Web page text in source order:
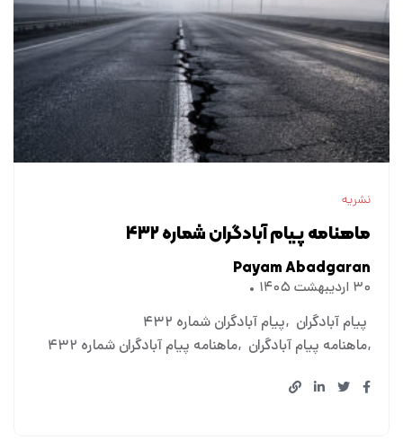
نشریه
ماهنامه پیام آبادگران شماره ۴۳۲
Payam Abadgaran
۳۰ اردیبهشت ۱۴۰۵
پیام آبادگران پیام آبادگران شماره ۴۳۲
ماهنامه پیام آبادگران ماهنامه پیام آبادگران شماره ۴۳۲